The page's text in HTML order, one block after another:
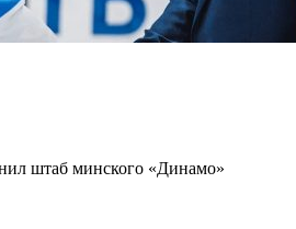
штаб минского «Динамо»